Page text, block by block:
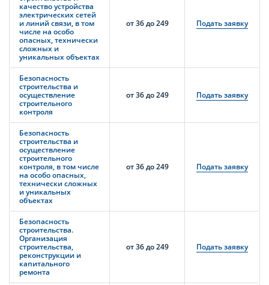
качество устройства
электрических сетей
и линий связи, в том
числе на особо
опасных, технически
сложных и
уникальных объектах
от 36 до 249 Подать заявку
Безопасность
строительства и
осуществление
строительного
контроля
от 36 до 249 Подать заявку
Безопасность
строительства и
осуществление
строительного
контроля, в том числе
на особо опасных,
технически сложных
и уникальных
объектах
от 36 до 249 Подать заявку
Безопасность
строительства.
Организация
строительства,
реконструкции и
капитального
ремонта
от 36 до 249 Подать заявку